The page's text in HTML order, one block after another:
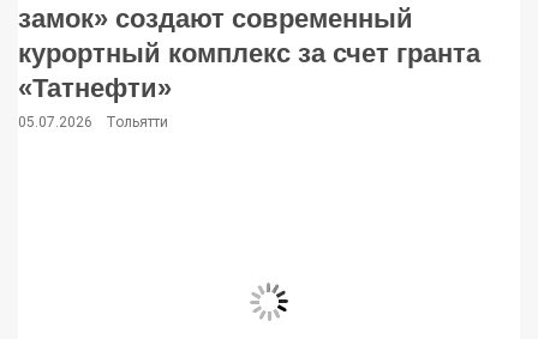
замок» создают современный
курортный комплекс за счет гранта
«Татнефти»
05.07.2026 Тольятти